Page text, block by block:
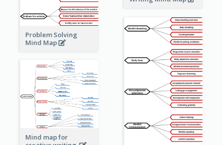
Problem Solving
Mind Map
Mind map for